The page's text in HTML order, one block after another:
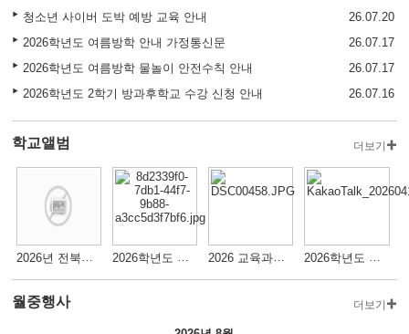
청소년 사이버 도박 예방 교육 안내
26.07.20
2026학년도 여름방학 안내 가정통신문
26.07.17
2026학년도 여름방학 물놀이 안전수칙 안내
26.07.17
2026학년도 2학기 방과후학교 수강 신청 안내
26.07.16
학교앨범 더보기
2026년 전북중등학생미술경연대회 입상자 시상식 2026학년도 전북중등학생예능경연대회 입상자 시상식 2026 교육과정박람회 2026학년도 학생맞춤통합복지 지원 연수 및 컨설팅
월중행사 더보기